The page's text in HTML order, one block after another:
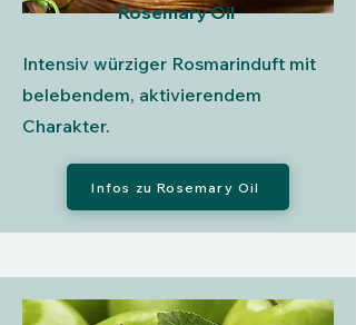
Rosemary Oil
Intensiv würziger Rosmarinduft mit
belebendem, aktivierendem
Charakter.
Infos zu Rosemary Oil